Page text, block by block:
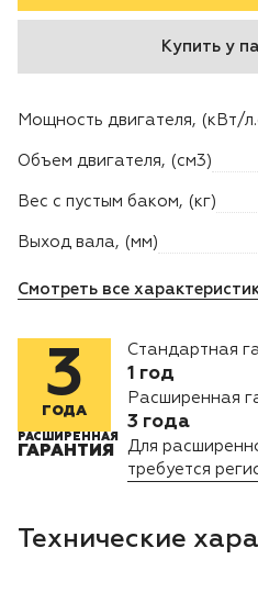
Культиваторы
Аксессуары
Снегоотбрасыватели
Садовые ножницы
Техника PRO
Дровоколы
Станки заточные
Купить у
Мощность двигателя, (кВт/
Объем двигателя, (см3)
Вес с пустым баком, (кг)
Выход вала, (мм)
Смотреть все
3
ГОДА
РАСШИРЕННАЯ
ГАРАНТИЯ
Стандартная
1 год
Расширенная
3 года
Для
требуется
Технические